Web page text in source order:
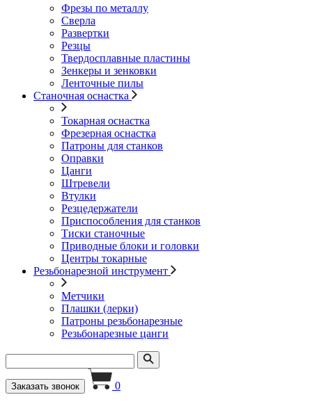
Фрезы по металлу
Сверла
Развертки
Резцы
Твердосплавные пластины
Зенкеры и зенковки
Ленточные пилы
Станочная оснастка
Токарная оснастка
Фрезерная оснастка
Патроны для станков
Оправки
Цанги
Штревели
Втулки
Резцедержатели
Приспособления для станков
Тиски станочные
Приводные блоки и головки
Центры токарные
Резьбонарезной инструмент
Метчики
Плашки (лерки)
Патроны резьбонарезные
Резьбонарезные цанги
Заказать звонок 0